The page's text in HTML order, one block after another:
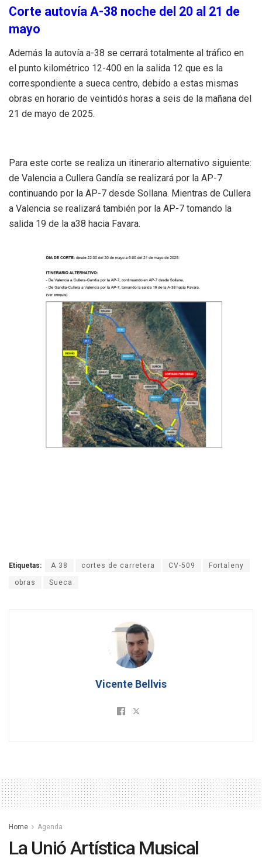
Corte autovía A-38 noche del 20 al 21 de
mayo
Además la autovía a-38 se cerrará totalmente al tráfico en
el punto kilométrico 12-400 en la salida 12 que es la
correspondiente a sueca centro, debido a estas mismas
obras en horario de veintidós horas a seis de la mañana del
21 de mayo de 2025.
Para este corte se realiza un itinerario alternativo siguiente:
de Valencia a Cullera Gandía se realizará por la AP-7
continuando por la AP-7 desde Sollana. Mientras de Cullera
a Valencia se realizará también por la AP-7 tomando la
salida 19 de la a38 hacia Favara.
Etiquetas: A 38 cortes de carretera CV-509 Fortaleny
obras Sueca
Vicente Bellvis
Home Agenda
La Unió Artística Musical